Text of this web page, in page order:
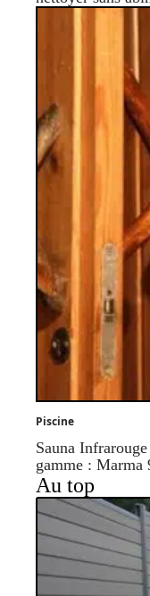
Piscine
Sauna
gamme : Marma
Au top